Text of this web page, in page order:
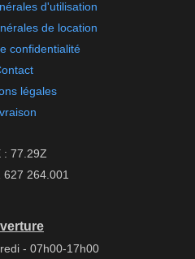
d'utilisation
de location
confidentialité
légales
: 77.29Z
627 264.001
- 07h00-17h00